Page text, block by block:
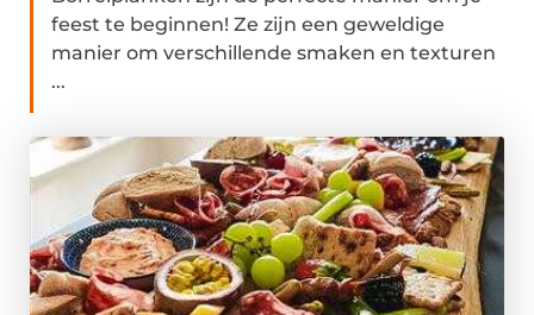
feest te beginnen! Ze zijn een geweldige
manier om verschillende smaken en texturen
...